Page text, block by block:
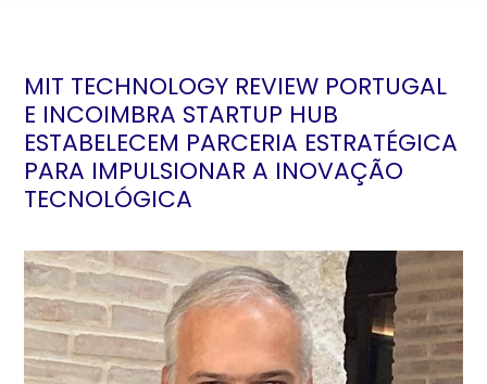
MIT TECHNOLOGY REVIEW PORTUGAL
E INCOIMBRA STARTUP HUB
ESTABELECEM PARCERIA ESTRATÉGICA
PARA IMPULSIONAR A INOVAÇÃO
TECNOLÓGICA